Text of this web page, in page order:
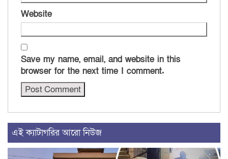
Website
Save my name, email, and website in this
browser for the next time I comment.
এই ক্যাটাগরির আরো নিউজ